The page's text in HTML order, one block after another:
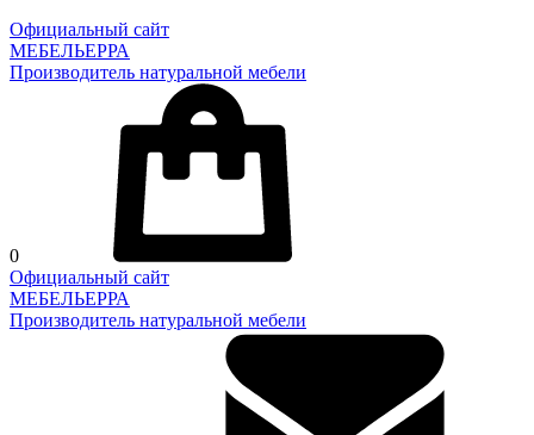
Официальный сайт
МЕБЕЛЬЕРРА
Производитель натуральной мебели
0
Официальный сайт
МЕБЕЛЬЕРРА
Производитель натуральной мебели